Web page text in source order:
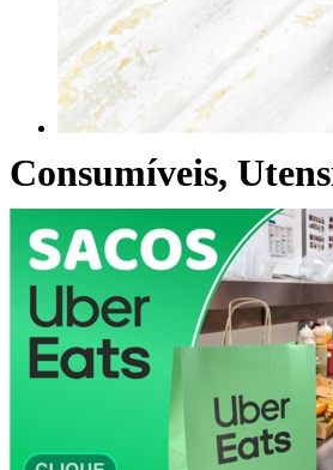
Consumíveis,